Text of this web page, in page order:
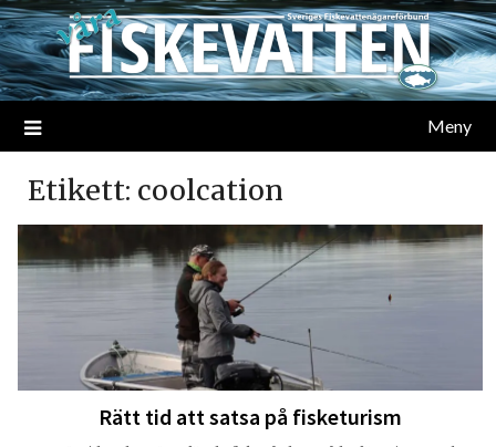
Meny
Etikett: coolcation
Rätt tid att satsa på fisketurism